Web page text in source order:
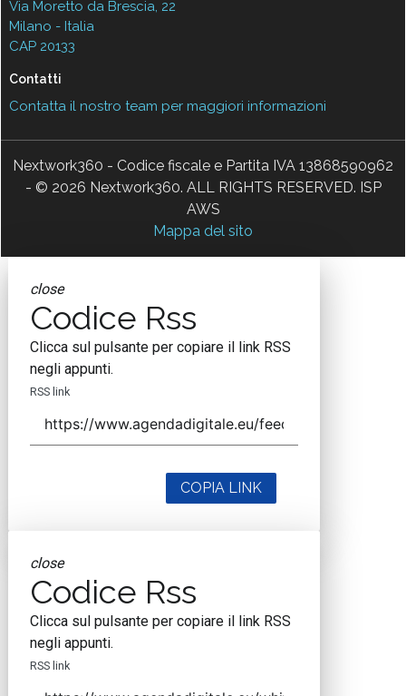
Via Moretto da Brescia, 22
Milano - Italia
CAP 20133
Contatti
Contatta il nostro team per maggiori informazioni
Nextwork360 - Codice fiscale e Partita IVA 13868590962
- © 2026 Nextwork360. ALL RIGHTS RESERVED. ISP
AWS
Mappa del sito
close
Codice Rss
Clicca sul pulsante per copiare il link RSS
negli appunti.
RSS link
COPIA LINK
close
Codice Rss
Clicca sul pulsante per copiare il link RSS
negli appunti.
RSS link